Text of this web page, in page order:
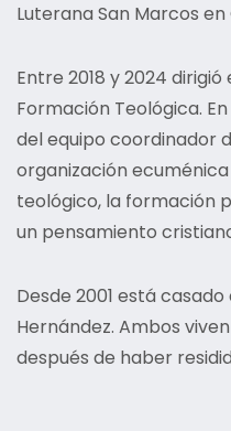
Luterana San Marcos
Entre 2018 y 2024
Formación Teológica.
del equipo coordinador
organización
teológico, la formación
un pensamiento
Desde 2001 está
Hernández. Ambos
después de haber